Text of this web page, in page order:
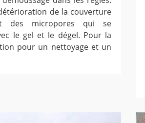
de la couverture
des micropores qui se
le gel et le dégel. Pour la
pour un nettoyage et un